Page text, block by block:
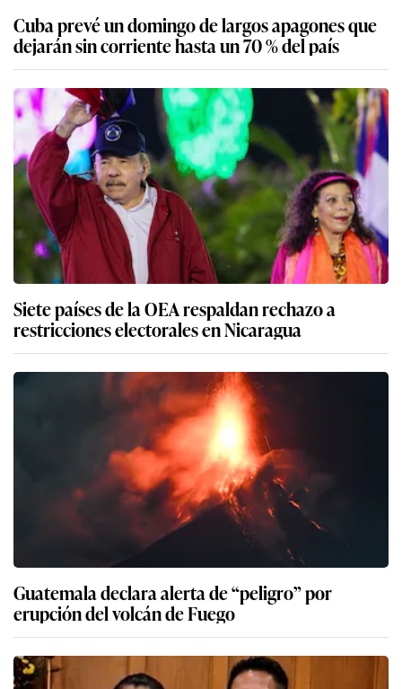
Cuba prevé un domingo de largos apagones que
dejarán sin corriente hasta un 70 % del país
Siete países de la OEA respaldan rechazo a
restricciones electorales en Nicaragua
Guatemala declara alerta de “peligro” por
erupción del volcán de Fuego